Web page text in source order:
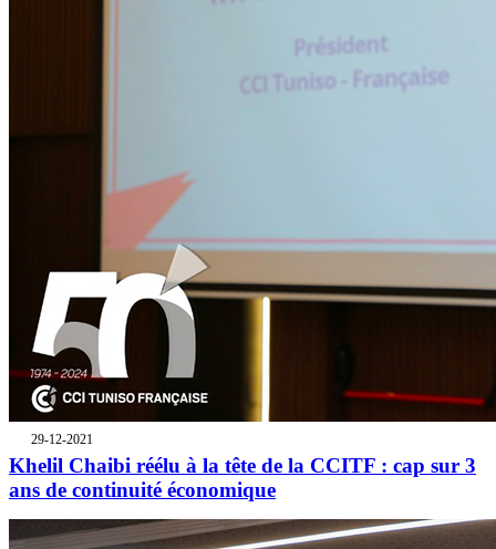
29-12-2021
Khelil Chaibi réélu à la tête de la CCITF : cap sur 3
ans de continuité économique